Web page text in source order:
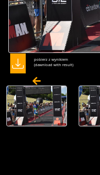
pobierz z wynikiem
(dawnload with result)